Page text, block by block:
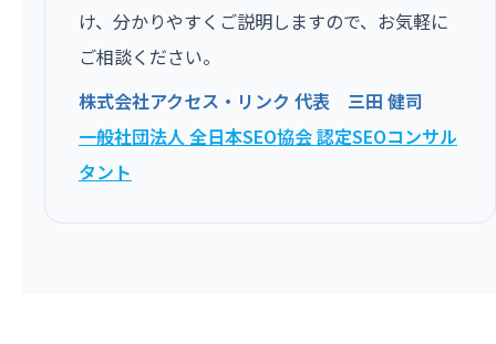
け、分かりやすくご説明しますので、お気軽に
ご相談ください。
株式会社アクセス・リンク 代表 三田 健司
一般社団法人 全日本SEO協会 認定SEOコンサル
タント